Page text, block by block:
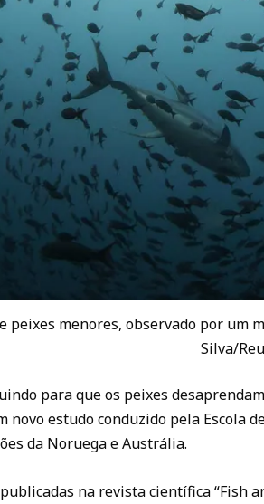
peixes menores, observado por um
Silva/
para que os peixes
novo estudo conduzido pela Escola
da Noruega e Austrália.
na revista científica “Fish